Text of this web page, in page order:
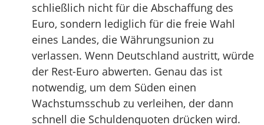
schließlich nicht für die Abschaffung des
Euro, sondern lediglich für die freie Wahl
eines Landes, die Währungsunion zu
verlassen. Wenn Deutschland austritt, würde
der Rest-Euro abwerten. Genau das ist
notwendig, um dem Süden einen
Wachstumsschub zu verleihen, der dann
schnell die Schuldenquoten drücken wird.